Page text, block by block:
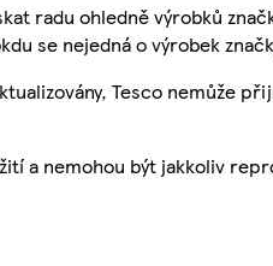
radu ohledně výrobků
se nejedná o výrobek
Tesco nemůže
a nemohou být jakkoliv